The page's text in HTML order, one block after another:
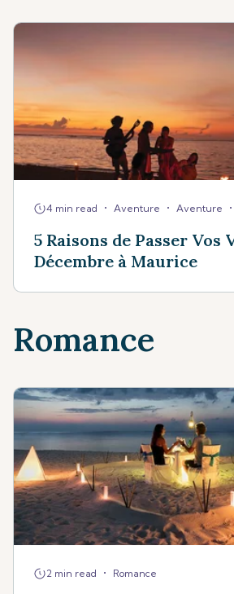
4 min read • Aventure • Aventure •
5 Raisons de Passer Vos
Décembre à Maurice
Romance
2 min read • Romance